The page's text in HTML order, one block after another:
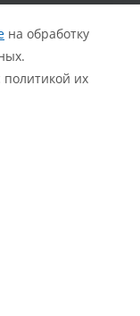
гарантия
на обработку
политикой их